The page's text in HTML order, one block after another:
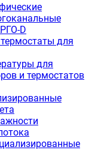
D
для
для
и термостатов